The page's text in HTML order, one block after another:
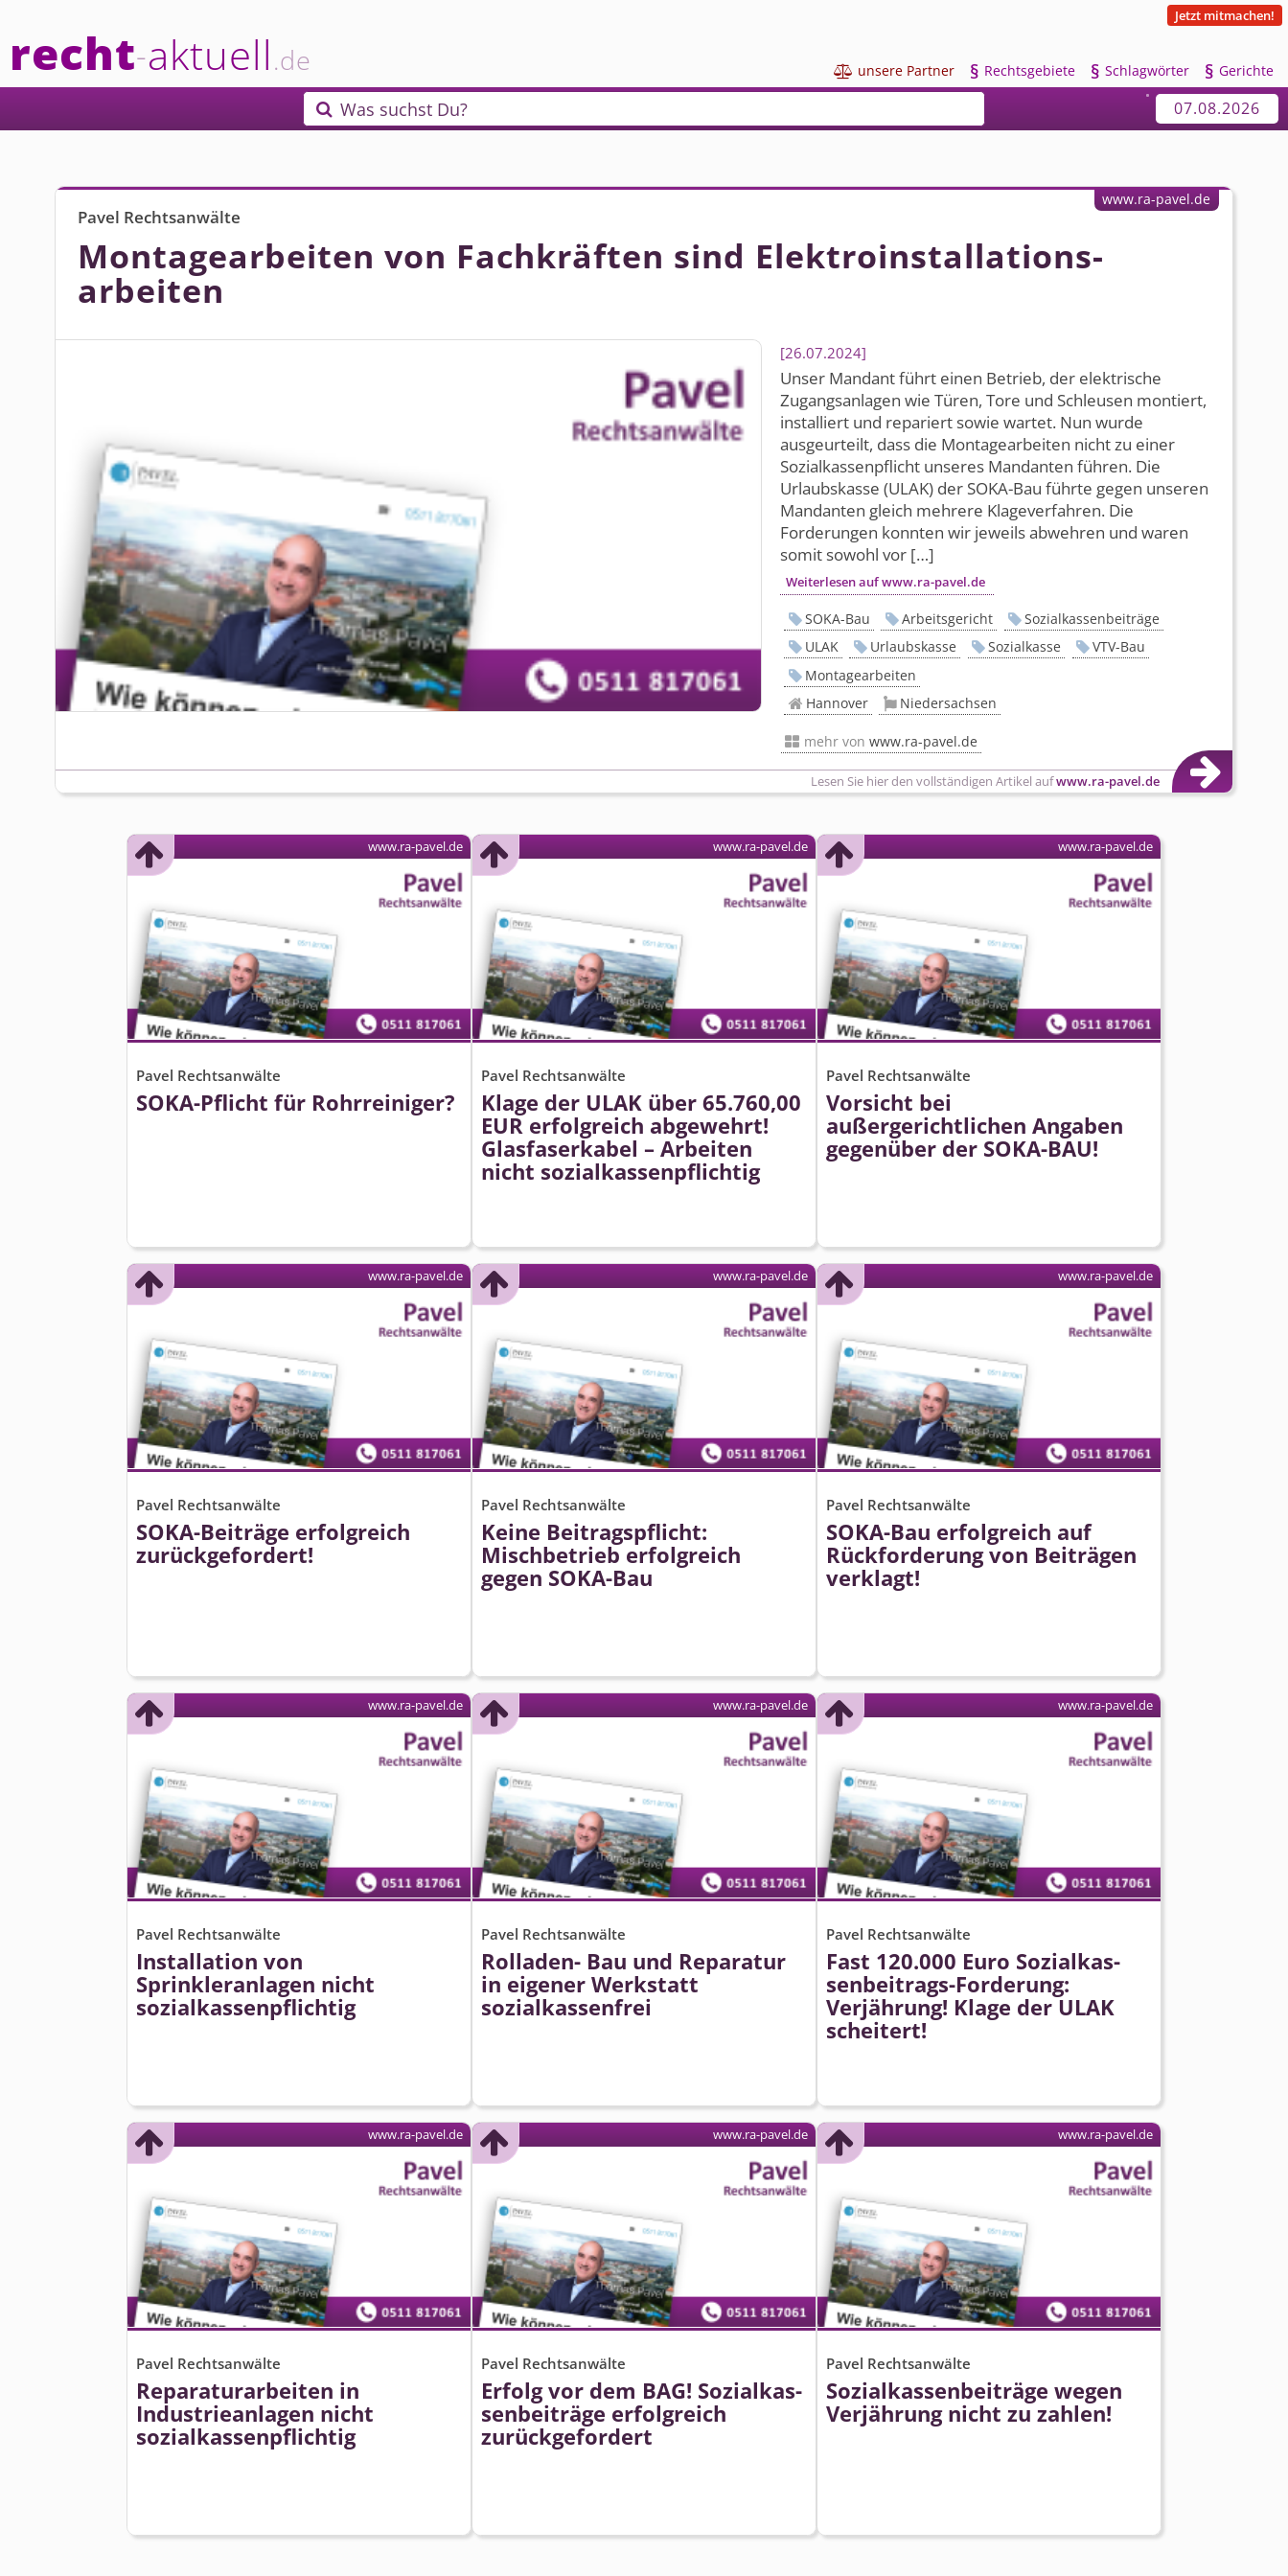
recht-aktuell.de
Jetzt mitmachen!
 unsere Partner § Rechtsgebiete § Schlagwörter § Gerichte
 Was suchst Du? 07.08.2026
Pavel Rechtsanwälte
Montagearbeiten von Fachkräften sind Elektroin­stallations­
arbeiten
26.07.2024
Unser Mandant führt einen Betrieb, der elektrische
Zugangsanlagen wie Türen, Tore und Schleusen montiert,
installiert und repariert sowie wartet. Nun wurde
ausgeurteilt, dass die Montagearbeiten nicht zu einer
Sozialkassenpflicht unseres Mandanten führen. Die
Urlaubskasse (ULAK) der SOKA-Bau führte gegen unseren
Mandanten gleich mehrere Klage­ver­fah­ren. Die
Forderungen konnten wir jeweils abwehren und waren
somit sowohl vor […]
Weiterlesen auf www.ra-pavel.de
Lesen Sie hier den vollständigen Artikel aufwww.ra-pavel.de
www.ra-pavel.de
SOKA-Bau Arbeitsgericht
Sozialkassenbeiträge
ULAK
Urlaubskasse Sozialkasse
VTV-Bau
Montagearbeiten
Hannover
Niedersachsen
mehr vonwww.ra-pavel.de
Pavel Rechtsanwälte
SOKA-Pflicht für Rohrreiniger?
www.ra-pavel.de
Pavel Rechtsanwälte
Klage der ULAK über 65.760,00
EUR erfolgreich abgewehrt!
Glasfaserkabel – Arbeiten
nicht sozialkas­senpflichtig
www.ra-pavel.de
Pavel Rechtsanwälte
Vorsicht bei
außergerichtlichen Angaben
gegenüber der SOKA-BAU!
www.ra-pavel.de
Pavel Rechtsanwälte
SOKA-Beiträge erfolgreich
zurückgefordert!
www.ra-pavel.de
Pavel Rechtsanwälte
Keine Beitragspflicht:
Mischbetrieb erfolgreich
gegen SOKA-Bau
www.ra-pavel.de
Pavel Rechtsanwälte
SOKA-Bau erfolgreich auf
Rückforderung von Beiträgen
verklagt!
www.ra-pavel.de
Pavel Rechtsanwälte
Installation von
Sprinkleranlagen nicht
sozialkas­senpflichtig
www.ra-pavel.de
Pavel Rechtsanwälte
Rolladen- Bau und Reparatur
in eigener Werkstatt
sozialkassenfrei
www.ra-pavel.de
Pavel Rechtsanwälte
Fast 120.000 Euro Sozialkas­
senbeitrags-Forderung:
Verjährung! Klage der ULAK
scheitert!
www.ra-pavel.de
Pavel Rechtsanwälte
Reparaturarbeiten in
Industrieanlagen nicht
sozialkas­senpflichtig
www.ra-pavel.de
Pavel Rechtsanwälte
Erfolg vor dem BAG! Sozialkas­
senbeiträge erfolgreich
zurückgefordert
www.ra-pavel.de
Pavel Rechtsanwälte
Sozialkas­senbeiträge wegen
Verjährung nicht zu zahlen!
www.ra-pavel.de